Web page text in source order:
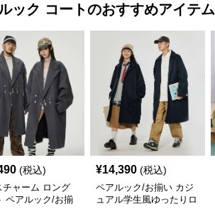
ック コートのおすすめアイテム
(税込)
チャーム ロング
ペアルック/お揃
¥14,390 (税込)
ペアルック/お揃い カジ
ュアル学生風ゆったりロ